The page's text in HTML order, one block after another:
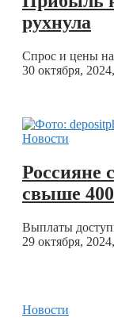
рухнула
Спрос и цены
30 октября,
Новости
Россияне
свыше
Выплаты
29 октября,
Новости